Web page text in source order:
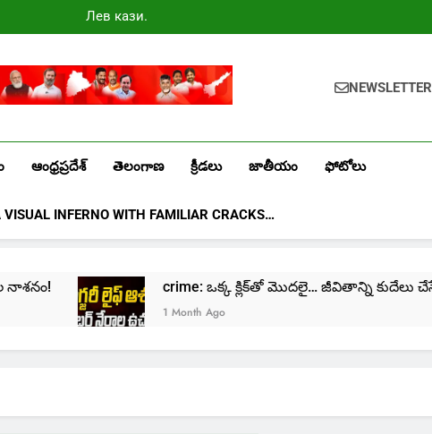
Лев казино
промокоды
NEWSLETTER
ఆంధ్రప్రదేశ్ తెలంగాణ క్రీడలు జాతీయం ఫోటోలు
INFERNO WITH FAMILIAR CRACKS…
crime: ఒక్క క్లిక్‌తో మొదలై… జీవితాన్ని కుదేలు చేసే మోసాలు..!!
1 Month Ago